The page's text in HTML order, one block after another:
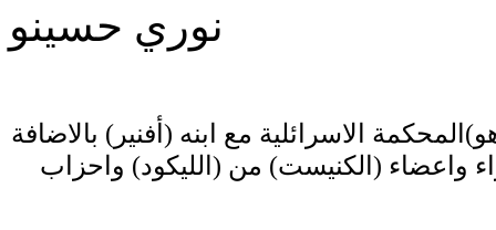
نوري حسينو
الاسرائلية مع ابنه (أفنير) بالاضافة
واعضاء (الكنيست) من (الليكود) واحزاب